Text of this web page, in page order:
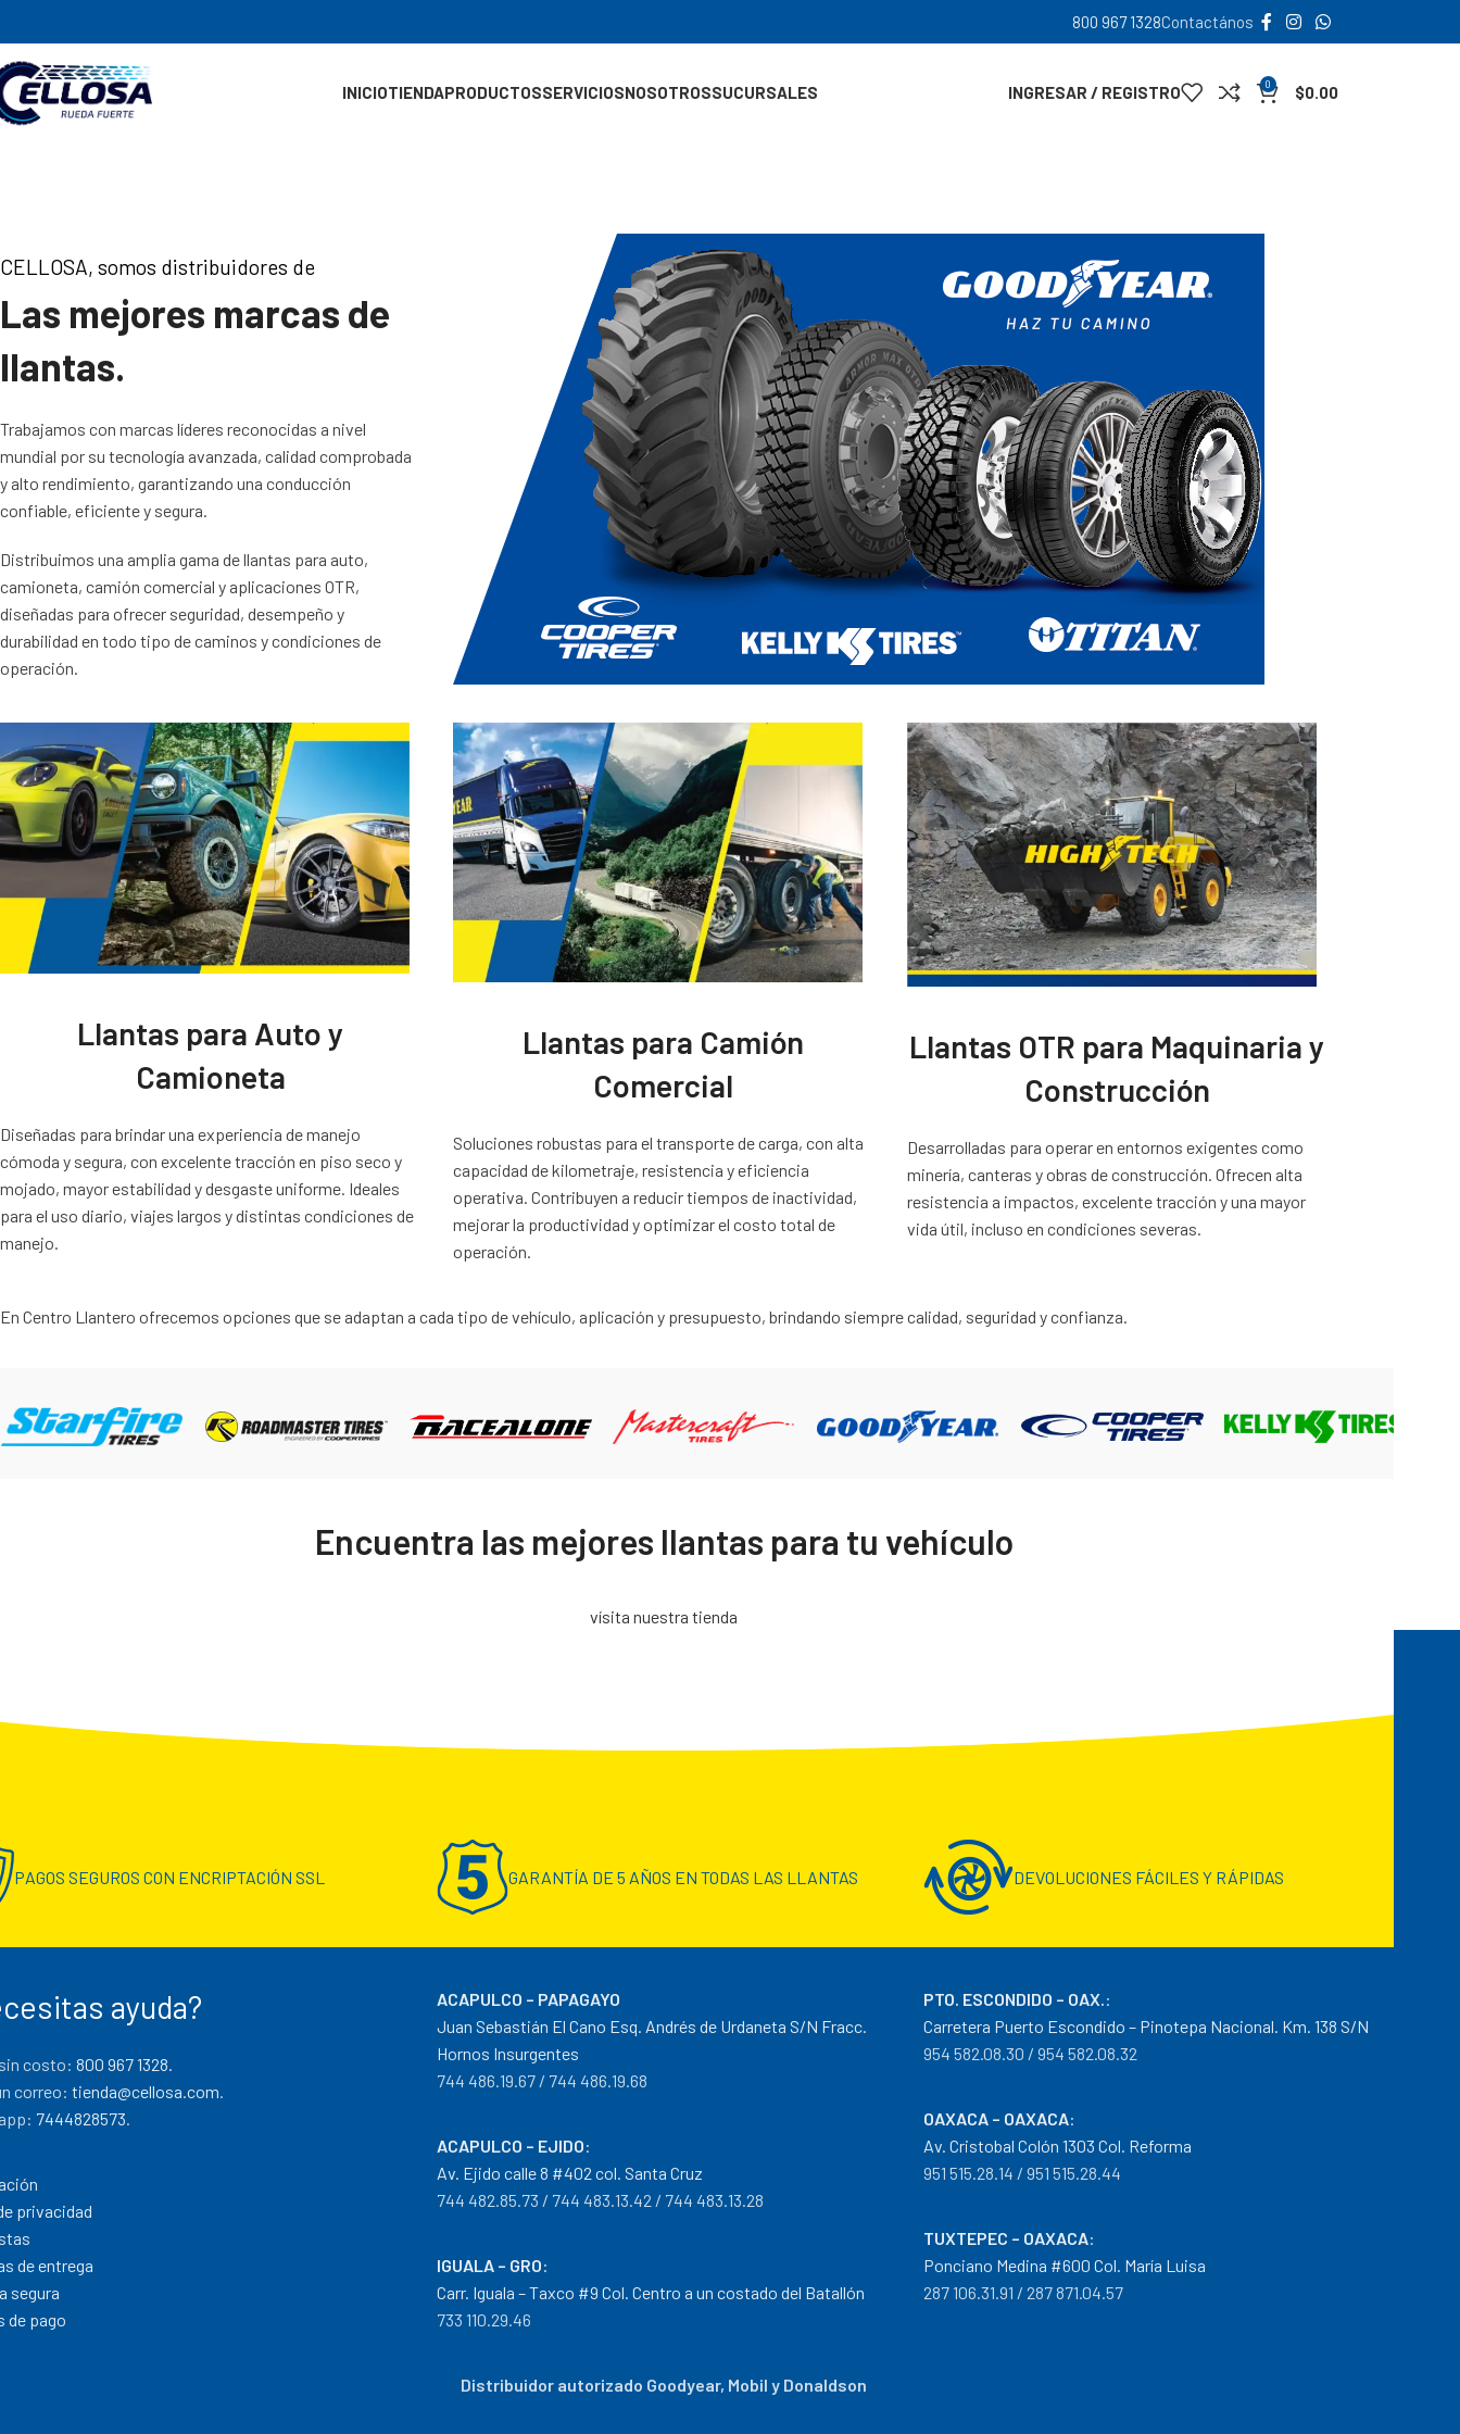
800 967 1328Contactános
INICIOTIENDAPRODUCTOSSERVICIOSNOSOTROSSUCURSALES INGRESAR / REGISTRO 0 $0.00
CELLOSA, somos distribuidores de
Las mejores marcas de
llantas.
Trabajamos con marcas líderes reconocidas a nivel
mundial por su tecnología avanzada, calidad comprobada
y alto rendimiento, garantizando una conducción
confiable, eficiente y segura.
Distribuimos una amplia gama de llantas para auto,
camioneta, camión comercial y aplicaciones OTR,
diseñadas para ofrecer seguridad, desempeño y
durabilidad en todo tipo de caminos y condiciones de
operación.
Llantas para Auto y
Camioneta
Diseñadas para brindar una experiencia de manejo
cómoda y segura, con excelente tracción en piso seco y
mojado, mayor estabilidad y desgaste uniforme. Ideales
para el uso diario, viajes largos y distintas condiciones de
manejo.
Llantas para Camión
Comercial
Soluciones robustas para el transporte de carga, con alta
capacidad de kilometraje, resistencia y eficiencia
operativa. Contribuyen a reducir tiempos de inactividad,
mejorar la productividad y optimizar el costo total de
operación.
Llantas OTR para Maquinaria y
Construcción
Desarrolladas para operar en entornos exigentes como
minería, canteras y obras de construcción. Ofrecen alta
resistencia a impactos, excelente tracción y una mayor
vida útil, incluso en condiciones severas.
En Centro Llantero ofrecemos opciones que se adaptan a cada tipo de vehículo, aplicación y presupuesto, brindando siempre calidad, seguridad y confianza.
Encuentra las mejores llantas para tu vehículo
vísita nuestra tienda
PAGOS SEGUROS CON ENCRIPTACIÓN SSL GARANTÍA DE 5 AÑOS EN TODAS LAS LLANTAS DEVOLUCIONES FÁCILES Y RÁPIDAS
ayuda?
costo:800 967 1328.
correo:tienda@cellosa.com
7444828573
privacidad
de entrega
segura
de pago
ACAPULCO – PAPAGAYO
Juan Sebastián El Cano Esq. Andrés de Urdaneta S/N Fracc.
Hornos Insurgentes
744 486.19.67 / 744 486.19.68
ACAPULCO – EJIDO:
Av. Ejido calle 8 #402 col. Santa Cruz
744 482.85.73 / 744 483.13.42 / 744 483.13.28
IGUALA – GRO:
Carr. Iguala – Taxco #9 Col. Centro a un costado del Batallón
733 110.29.46
PTO. ESCONDIDO – OAX. :
Carretera Puerto Escondido – Pinotepa Nacional. Km. 138 S/N
954 582.08.30 / 954 582.08.32
OAXACA – OAXACA:
Av. Cristobal Colón 1303 Col. Reforma
951 515.28.14 / 951 515.28.44
TUXTEPEC – OAXACA:
Ponciano Medina #600 Col. María Luisa
287 106.31.91 / 287 871.04.57
Distribuidor autorizado Goodyear, Mobil y Donaldson